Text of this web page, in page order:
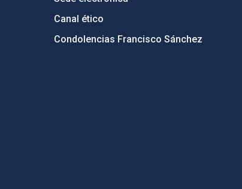
Canal ético
Condolencias Francisco Sánchez